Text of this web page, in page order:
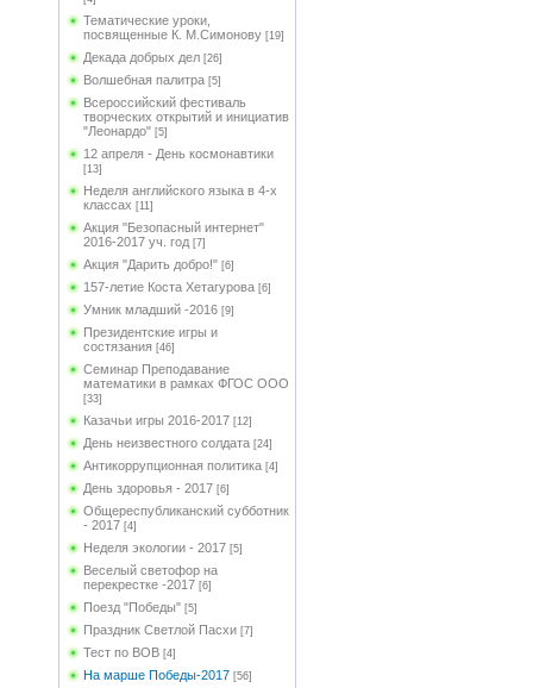
Тематические уроки,
посвященные К. М.Симонову [19]
Декада добрых дел [26]
Волшебная палитра [5]
Всероссийский фестиваль
творческих открытий и инициатив
"Леонардо" [5]
12 апреля - День космонавтики
[13]
Неделя английского языка в 4-х
классах [11]
Акция "Безопасный интернет"
2016-2017 уч. год [7]
Акция "Дарить добро!" [6]
157-летие Коста Хетагурова [6]
Умник младший -2016 [9]
Президентские игры и
состязания [46]
Семинар Преподавание
математики в рамках ФГОС ООО
[33]
Казачьи игры 2016-2017 [12]
День неизвестного солдата [24]
Антикоррупционная политика [4]
День здоровья - 2017 [6]
Общереспубликанский субботник
- 2017 [4]
Неделя экологии - 2017 [5]
Веселый светофор на
перекрестке -2017 [6]
Поезд "Победы" [5]
Праздник Светлой Пасхи [7]
Тест по ВОВ [4]
На марше Победы-2017 [56]